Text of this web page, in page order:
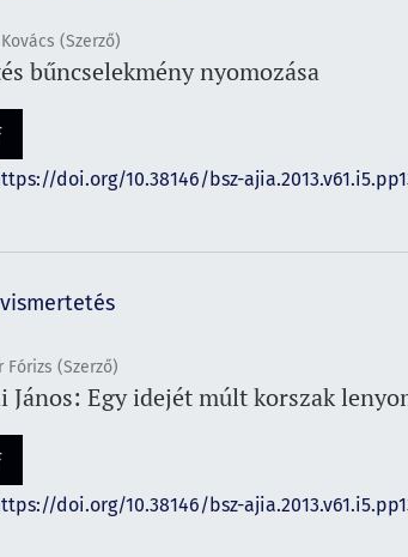
(Szerző)
bűncselekmény nyomozása
doi.org/10.38146/bsz-
Fórizs (Szerző)
János: Egy idejét múlt korszak
doi.org/10.38146/bsz-